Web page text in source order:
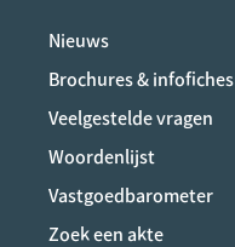
Nieuws
Brochures & infofiches
Veelgestelde vragen
Woordenlijst
Vastgoedbarometer
Zoek een akte